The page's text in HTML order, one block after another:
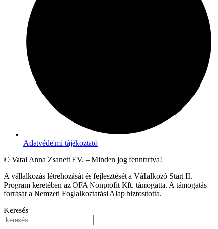
Adatvédelmi tájékoztató
© Vatai Anna Zsanett EV. – Minden jog fenntartva!
A vállalkozás létrehozását és fejlesztését a Vállalkozó Start II.
Program keretében az OFA Nonprofit Kft. támogatta. A támogatás
forrását a Nemzeti Foglalkoztatási Alap biztosította.
Keresés